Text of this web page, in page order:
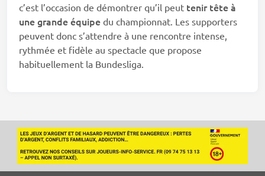
c’est l’occasion de démontrer qu’il peut tenir tête à
une grande équipe du championnat. Les supporters
peuvent donc s’attendre à une rencontre intense,
rythmée et fidèle au spectacle que propose
habituellement la Bundesliga.